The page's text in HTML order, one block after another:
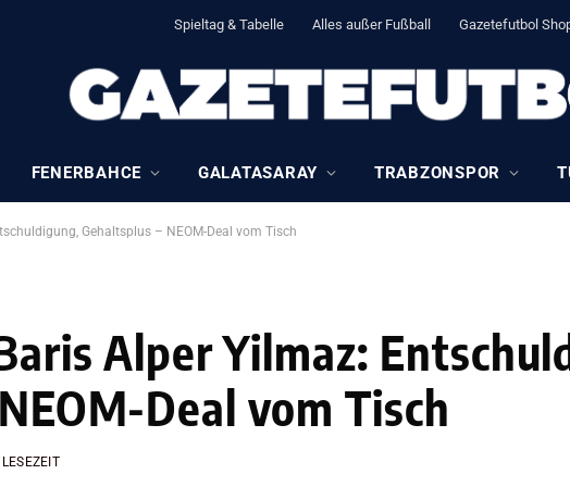
Spieltag & Tabelle Alles außer Fußball Gazetefutbol
FENERBAHCE GALATASARAY TRABZONSPOR
Gehaltsplus – NEOM-Deal vom Tisch
Alper Yilmaz:
Deal vom Tisch